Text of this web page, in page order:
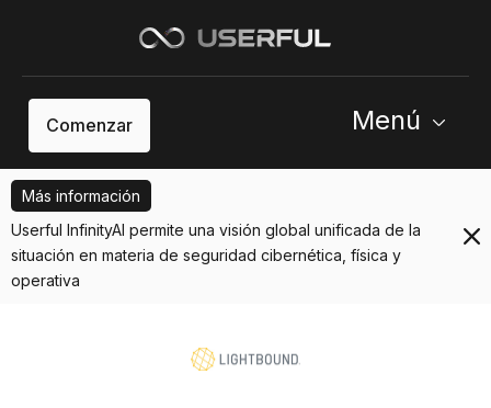
Comenzar Menú
Más información
Userful InfinityAI permite una visión global unificada de la
situación en materia de seguridad cibernética, física y
operativa